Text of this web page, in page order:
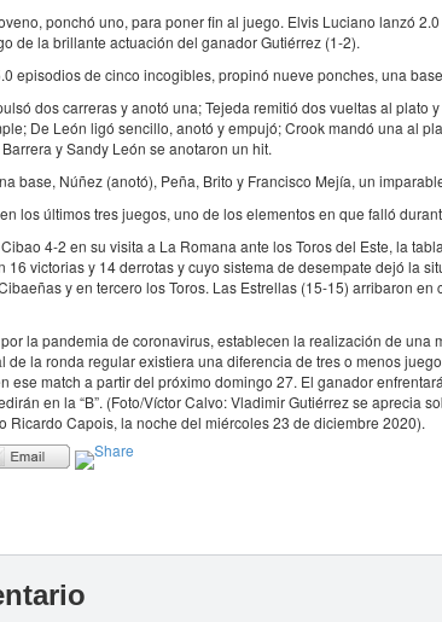
ponchó uno, para poner fin al juego. Elvis Luciano lanzó
de la brillante actuación del ganador Gutiérrez (1-2).
episodios de cinco incogibles, propinó nueve ponches, una
dos carreras y anotó una; Tejeda remitió dos vueltas al plato
De León ligó sencillo, anotó y empujó; Crook mandó una al
y Sandy León se anotaron un hit.
base, Núñez (anotó), Peña, Brito y Francisco Mejía, un
los últimos tres juegos, uno de los elementos en que falló
4-2 en su visita a La Romana ante los Toros del Este, la
16 victorias y 14 derrotas y cuyo sistema de desempate dejó la
y en tercero los Toros. Las Estrellas (15-15) arribaron en
la pandemia de coronavirus, establecen la realización de una
de la ronda regular existiera una diferencia de tres o menos
ese match a partir del próximo domingo 27. El ganador
en la “B”. (Foto/Víctor Calvo: Vladimir Gutiérrez se aprecia
Ricardo Capois, la noche del miércoles 23 de diciembre 2020).